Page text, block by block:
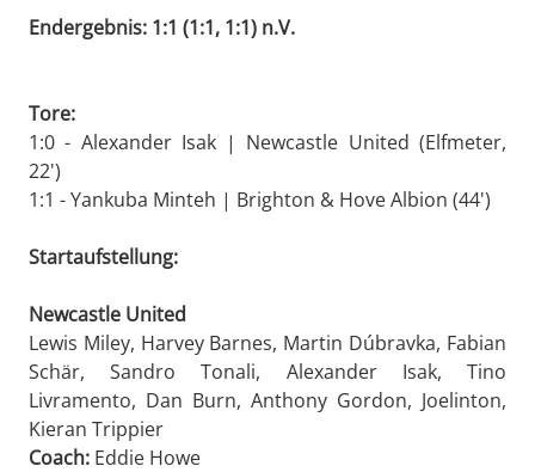
Endergebnis: 1:1 (1:1, 1:1) n.V.
Tore:
1:0 - Alexander Isak | Newcastle United (Elfmeter,
22')
1:1 - Yankuba Minteh | Brighton & Hove Albion (44')
Startaufstellung:
Newcastle United
Lewis Miley, Harvey Barnes, Martin Dúbravka, Fabian
Schär, Sandro Tonali, Alexander Isak, Tino
Livramento, Dan Burn, Anthony Gordon, Joelinton,
Kieran Trippier
Coach: Eddie Howe